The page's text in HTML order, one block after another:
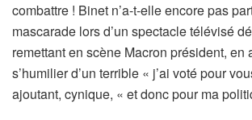
combattre ! Binet n’a-t-elle encore pas
mascarade lors d’un spectacle télévisé
remettant en scène Macron président, en
s’humilier d’un terrible « j’ai voté pour
ajoutant, cynique, « et donc pour ma